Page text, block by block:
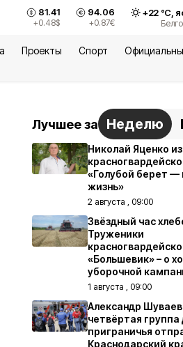
81.41
+0.48$
94.06
+0.87€
+22°С,
Проекты Спорт
Лучшее за Неделю
Николай Яценко из
«Голубой берет —
жизнь»
2 августа , 09:00
Звёздный час
Труженики
«Большевик» – о
уборочной
1 августа , 09:00
Александр
четвёртая группа
приграничья
Краснодарский